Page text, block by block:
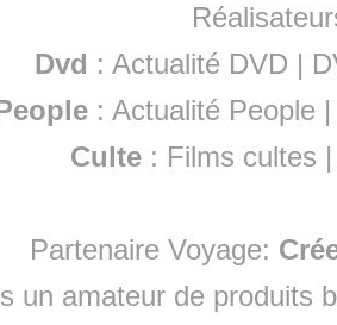
Dvd : Actualité DVD |
:Actualité People
Culte : Films cultes
Partenaire Voyage:
un amateur de produits